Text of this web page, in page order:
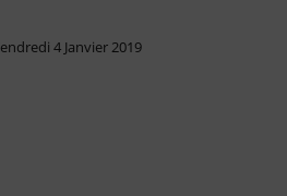
4 Janvier 2019